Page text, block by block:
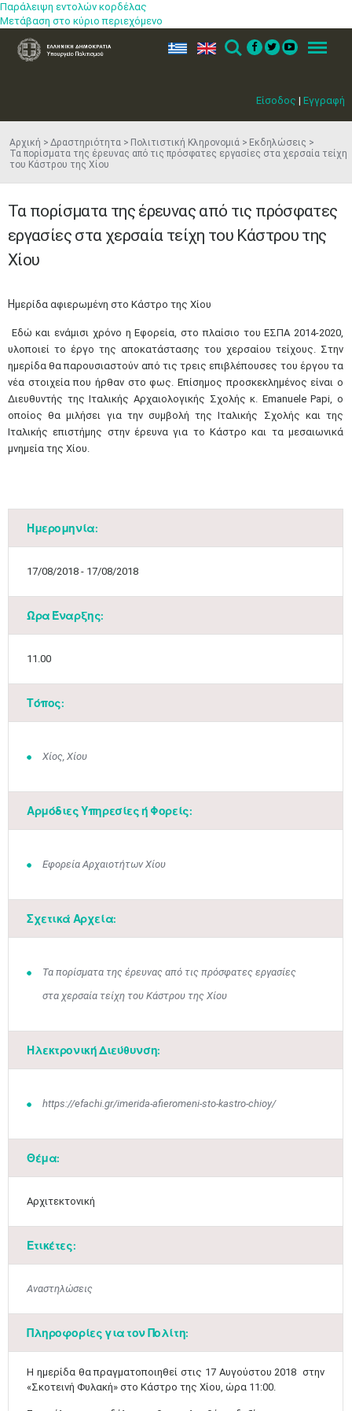
Παράλειψη εντολών κορδέλας
Μετάβαση στο κύριο περιεχόμενο
Είσοδος | Εγγραφή
ελ en Search Menu
Αρχική Δραστηριότητα Πολιτιστική Κληρονομιά
Εκδηλώσεις
Τα πορίσματα της έρευνας από τις πρόσφατες εργασίες στα χερσαία τείχη
του Κάστρου της Χίου
Τα πορίσματα της έρευνας από τις πρόσφατες
εργασίες στα χερσαία τείχη του Κάστρου της
Χίου
​Ημερίδα αφιερωμένη στο Κάστρο της Χίου
Εδώ και ενάμισι χρόνο η Εφορεία, στο πλαίσιο του ΕΣΠΑ 2014-2020,
υλοποιεί το έργο της αποκατάστασης του χερσαίου τείχους. Στην
ημερίδα θα παρουσιαστούν από τις τρεις επιβλέπουσες του έργου τα
νέα στοιχεία που ήρθαν στο φως. Επίσημος προσκεκλημένος είναι ο
Διευθυντής της Ιταλικής Αρχαιολογικής Σχολής κ. Emanuele Papi, ο
οποίος θα μιλήσει για την συμβολή της Ιταλικής Σχολής και της
Ιταλικής επιστήμης στην έρευνα για το Κάστρο και τα μεσαιωνικά
μνημεία της Χίου.
Ημερομηνία:
17/08/2018 - 17/08/2018
Ώρα Έναρξης:
11.00
Τόπος:
Χίος, Χίου
Αρμόδιες Υπηρεσίες ή Φορείς:
Εφορεία Αρχαιοτήτων Χίου
Σχετικά Αρχεία:
Τα πορίσματα της έρευνας από τις πρόσφατες εργασίες
στα χερσαία τείχη του Κάστρου της Χίου
Ηλεκτρονική Διεύθυνση:
https://efachi.gr/imerida-afieromeni-sto-kastro-chioy/
Θέμα:
Αρχιτεκτονική
Ετικέτες:
Αναστηλώσεις
Πληροφορίες για τον Πολίτη:
Η ημερίδα θα πραγματοποιηθεί στις 17 Αυγούστου 2018 στην
«Σκοτεινή Φυλακή» στο Κάστρο της Χίου, ώρα 11:00.